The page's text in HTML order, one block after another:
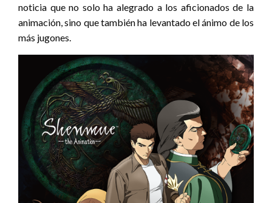
noticia que no solo ha alegrado a los aficionados de la
animación, sino que también ha levantado el ánimo de los
más jugones.